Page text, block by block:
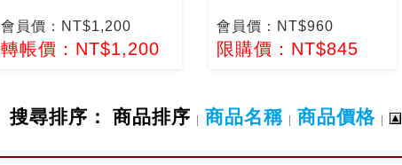
會員價：NT$1,200
轉帳價：NT$1,200
會員價：NT$960
限購價：NT$845
搜尋排序： 商品排序 | 商品名稱 | 商品價格 |